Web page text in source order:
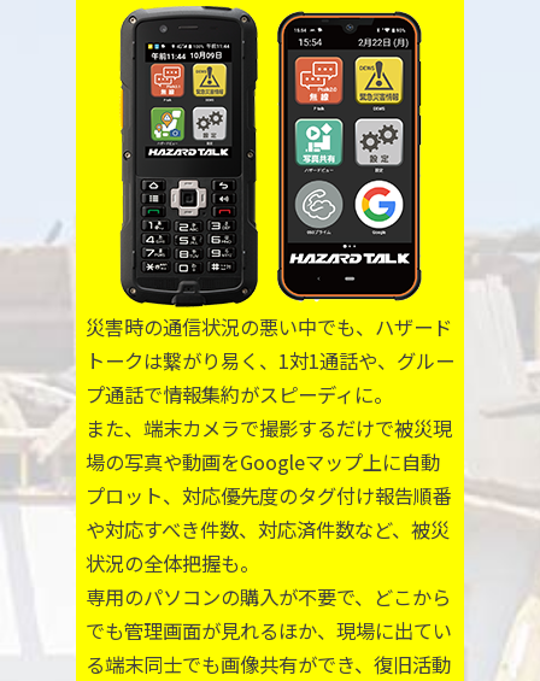
災害時の通信状況の悪い中でも、ハザード
トークは繋がり易く、1対1通話や、グルー
プ通話で情報集約がスピーディに。
また、端末カメラで撮影するだけで被災現
場の写真や動画をGoogleマップ上に自動
プロット、対応優先度のタグ付け報告順番
や対応すべき件数、対応済件数など、被災
状況の全体把握も。
専用のパソコンの購入が不要で、どこから
でも管理画面が見れるほか、現場に出てい
る端末同士でも画像共有ができ、復旧活動